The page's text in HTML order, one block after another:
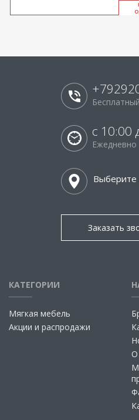
с 10:00
Ежедневно
Выберите
Заказать
КАТЕГОРИИ
Мягкая мебель
Акции и распродажи
О